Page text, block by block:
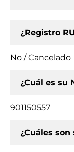
¿Registro
No / Cancelado
¿Cuál es su
901150557
¿Cuáles